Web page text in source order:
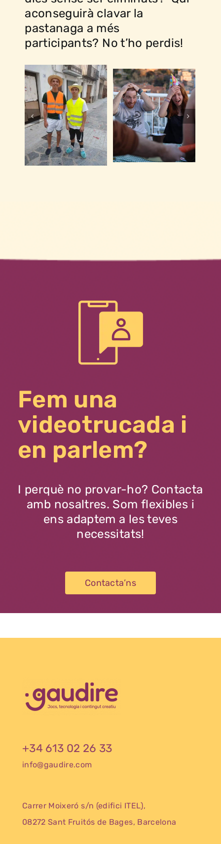
aconseguirà clavar la
pastanaga a més
participants? No t’ho perdis!
Fem una
videotrucada i
en parlem?
I perquè no provar-ho? Contacta
amb nosaltres. Som flexibles i
ens adaptem a les teves
necessitats!
Contacta’ns
+34 613 02 26 33
info@gaudire.com
Carrer Moixeró s/n (edifici ITEL),
08272 Sant Fruitós de Bages, Barcelona